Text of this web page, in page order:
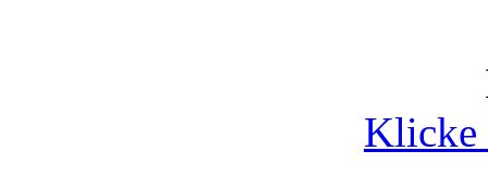
Klicke